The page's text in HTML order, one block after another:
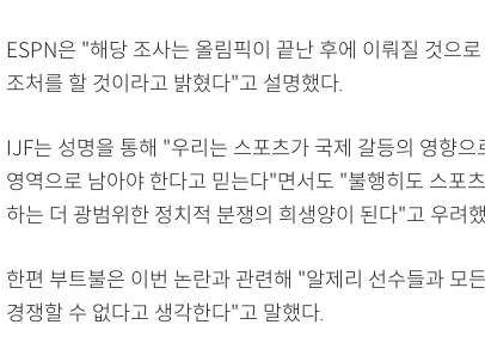
ESPN은 "해당 조사는 올림픽이 끝난 후에 이뤄질 것으
조처를 할 것이라고 밝혔다"고 설명했다.
IJF는 성명을 통해 "우리는 스포츠가 국제 갈등의 영향
영역으로 남아야 한다고 믿는다"면서도 "불행히도 스포
하는 더 광범위한 정치적 분쟁의 희생양이 된다"고 우려
한편 부트불은 이번 논란과 관련해 "알제리 선수들과 모
경쟁할 수 없다고 생각한다"고 말했다.